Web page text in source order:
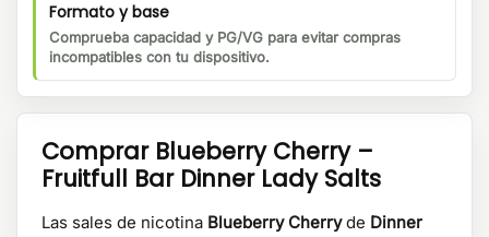
Formato y base
Comprueba capacidad y PG/VG para evitar compras
incompatibles con tu dispositivo.
Comprar Blueberry Cherry –
Fruitfull Bar Dinner Lady Salts
Las sales de nicotina Blueberry Cherryde Dinner